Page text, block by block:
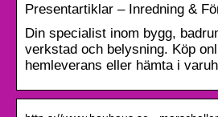
Presentartiklar – Inredning &
Din specialist inom bygg,
verkstad och belysning. Köp
hemleverans eller hämta i